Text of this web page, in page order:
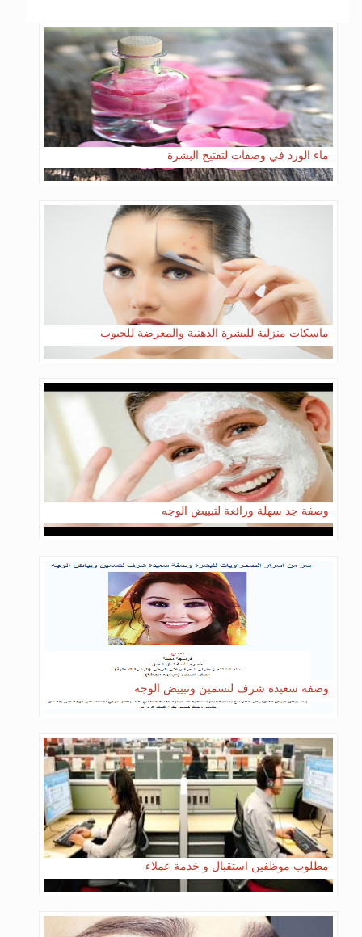
ماء الورد في وصفات لتفتيح البشرة
ماسكات منزلية للبشرة الدهنية والمعرضة للحبوب
وصفة جد سهلة ورائعة لتبييض الوجه
وصفة سعيدة شرف لتسمين وتبييض الوجه
مطلوب موظفين استقبال و خدمة عملاء